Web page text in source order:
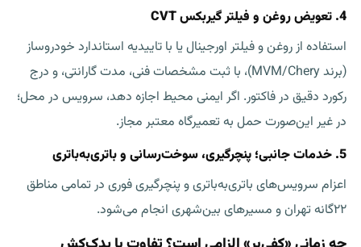
4. تعویض روغن و فیلتر گیربکس CVT
استفاده از روغن و فیلتر اورجینال یا با تاییدیه استاندارد خودروساز
(برند MVM/Chery)، با ثبت مشخصات فنی، مدت گارانتی، و درج
رکورد دقیق در فاکتور. اگر ایمنی محیط اجازه دهد، سرویس در محل؛
در غیر این‌صورت حمل به تعمیرگاه معتبر مجاز.
5. خدمات جانبی؛ پنچرگیری، سوخت‌رسانی و باتری‌به‌باتری
اعزام سرویس‌های باتری‌به‌باتری و پنچرگیری فوری در تمامی مناطق
۲۲گانه تهران و مسیرهای بین‌شهری انجام می‌شود.